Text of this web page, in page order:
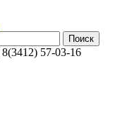
8(3412) 57-03-16